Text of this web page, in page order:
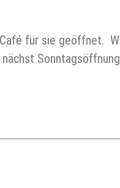
für sie geöffnet.